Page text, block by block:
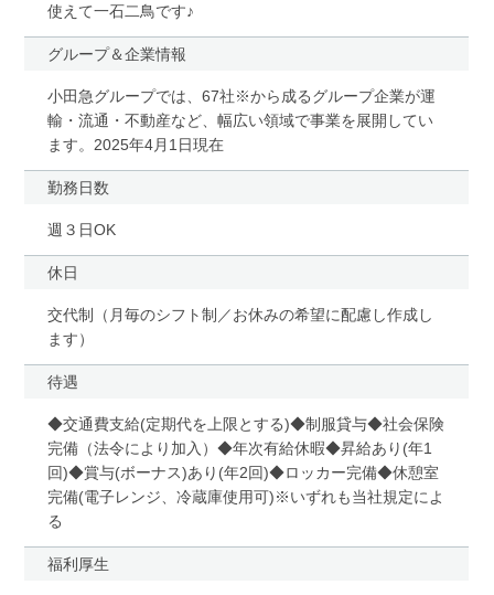
使えて一石二鳥です♪
グループ＆企業情報
小田急グループでは、67社※から成るグループ企業が運
輸・流通・不動産など、幅広い領域で事業を展開してい
ます。2025年4月1日現在
勤務日数
週３日OK
休日
交代制（月毎のシフト制／お休みの希望に配慮し作成し
ます）
待遇
◆交通費支給(定期代を上限とする)◆制服貸与◆社会保険
完備（法令により加入）◆年次有給休暇◆昇給あり(年1
回)◆賞与(ボーナス)あり(年2回)◆ロッカー完備◆休憩室
完備(電子レンジ、冷蔵庫使用可)※いずれも当社規定によ
る
福利厚生